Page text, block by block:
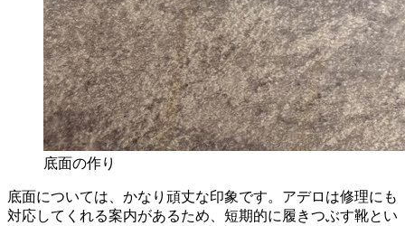
底面の作り
底面については、かなり頑丈な印象です。アデロは修理にも
対応してくれる案内があるため、短期的に履きつぶす靴とい